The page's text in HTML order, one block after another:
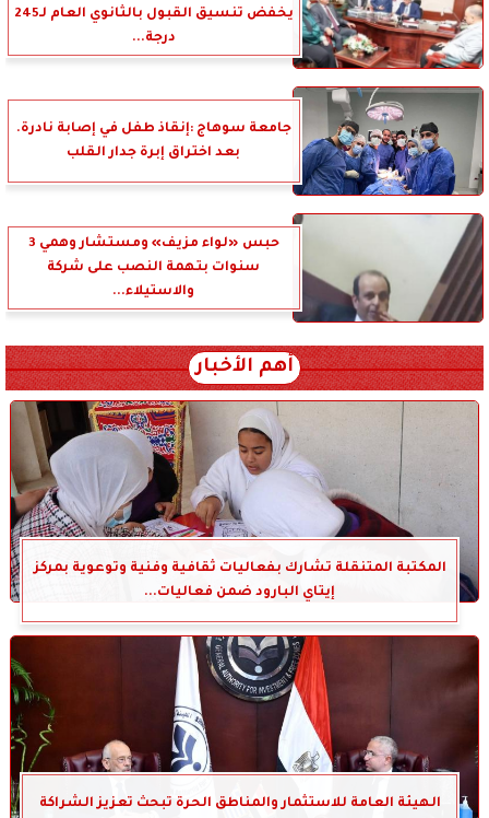
يخفض تنسيق القبول بالثانوي العام لـ245
درجة...
جامعة سوهاج :إنقاذ طفل في إصابة نادرة.
بعد اختراق إبرة جدار القلب
حبس «لواء مزيف» ومستشار وهمي 3
سنوات بتهمة النصب على شركة
والاستيلاء...
أهم الأخبار
المكتبة المتنقلة تشارك بفعاليات ثقافية وفنية وتوعوية بمركز
إيتاي البارود ضمن فعاليات...
الهيئة العامة للاستثمار والمناطق الحرة تبحث تعزيز الشراكة